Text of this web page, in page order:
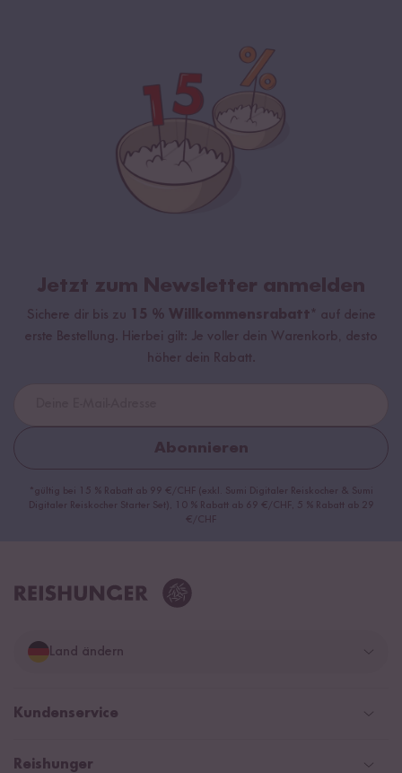
Jetzt zum Newsletter anmelden
Sichere dir bis zu 15 % Willkommensrabatt* auf deine
erste Bestellung. Hierbei gilt: Je voller dein Warenkorb, desto
höher dein Rabatt.
Abonnieren
*gültig bei 15 % Rabatt ab 99 €/CHF (exkl. Sumi Digitaler Reiskocher & Sumi
Digitaler Reiskocher Starter Set), 10 % Rabatt ab 69 €/CHF, 5 % Rabatt ab 29
€/CHF
Land ändern
Deutschland
Kundenservice
Help Center & FAQ
Reishunger